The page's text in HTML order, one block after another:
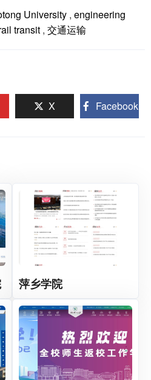
University , engineering
transit, 交通运输
X Facebook
萍乡学院